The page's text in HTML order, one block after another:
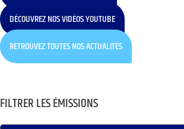
DÉCOUVREZ NOS VIDÉOS YOUTUBE
RETROUVEZ TOUTES NOS ACTUALITÉS
FILTRER LES ÉMISSIONS